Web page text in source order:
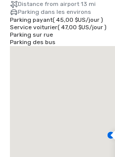
Distance from airport 13 mi
Parking dans les environs
Parking payant( 45,00 $US/jour)
Service voiturier( 47,00 $US/jour)
Parking sur rue
Parking des bus